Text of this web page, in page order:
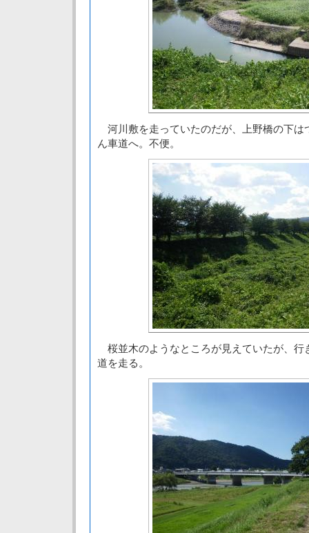
河川敷を走っていたのだが、上野橋の下は
ん車道へ。不便。
桜並木のようなところが見えていたが、行
道を走る。